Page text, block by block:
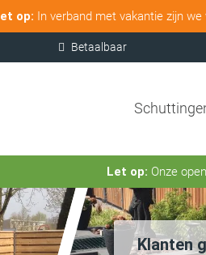
op: In verband met vakantie zijn
Betaalbaar
Let op: Onze
Klanten